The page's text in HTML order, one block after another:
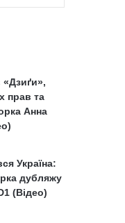
«Дзиґи»,
прав та
Анна
Україна:
дубляжу
(Відео)